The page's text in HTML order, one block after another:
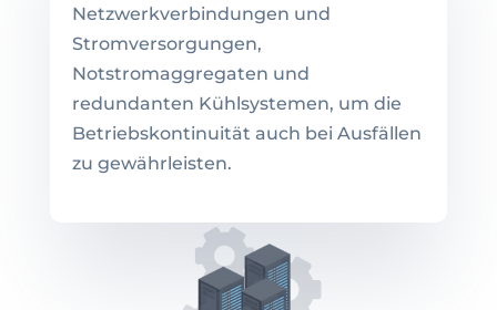
Netzwerkverbindungen und
Stromversorgungen,
Notstromaggregaten und
redundanten Kühlsystemen, um die
Betriebskontinuität auch bei Ausfällen
zu gewährleisten.